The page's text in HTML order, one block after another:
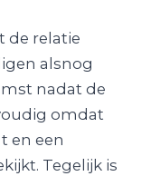
de relatie
alsnog
nadat de
omdat
en een
Tegelijk is